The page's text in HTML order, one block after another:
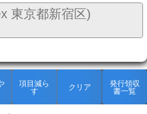
項目減ら
す
クリア
発行領収
書一覧